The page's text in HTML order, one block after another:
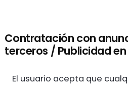
Contratación con
terceros / Publicidad
El usuario acepta que